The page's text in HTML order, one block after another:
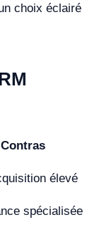
choix éclairé
Contras
élevé
spécialisée